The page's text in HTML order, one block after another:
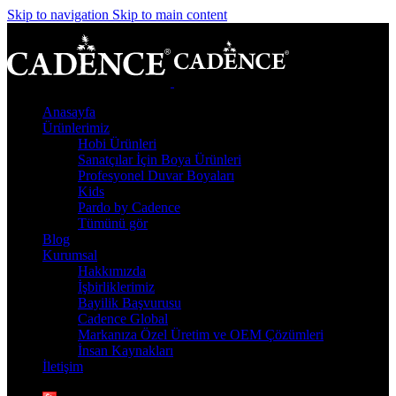
Skip to navigation Skip to main content
Anasayfa
Ürünlerimiz
Hobi Ürünleri
Sanatçılar İçin Boya Ürünleri
Profesyonel Duvar Boyaları
Kids
Pardo by Cadence
Tümünü gör
Blog
Kurumsal
Hakkımızda
İşbirliklerimiz
Bayilik Başvurusu
Cadence Global
Markanıza Özel Üretim ve OEM Çözümleri
İnsan Kaynakları
İletişim